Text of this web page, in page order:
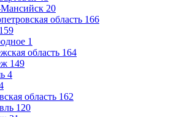
20
область 166
159
1
область 164
149
4
область 162
120